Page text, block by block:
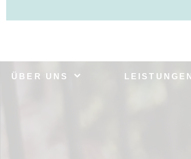
ÜBER UNS LEISTUNGEN